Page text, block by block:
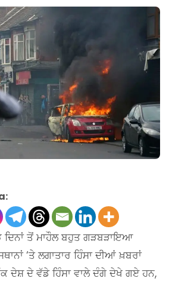
ਦਿਨਾਂ ਤੋਂ ਮਾਹੌਲ ਬਹੁਤ ਗੜਬੜਾਇਆ
‘ਤੇ ਲਗਾਤਾਰ ਹਿੰਸਾ ਦੀਆਂ ਖ਼ਬਰਾਂ
ਦੇਸ਼ ਦੇ ਵੱਡੇ ਹਿੰਸਾ ਵਾਲੇ ਦੰਗੇ ਦੇਖੇ ਗਏ ਹਨ,